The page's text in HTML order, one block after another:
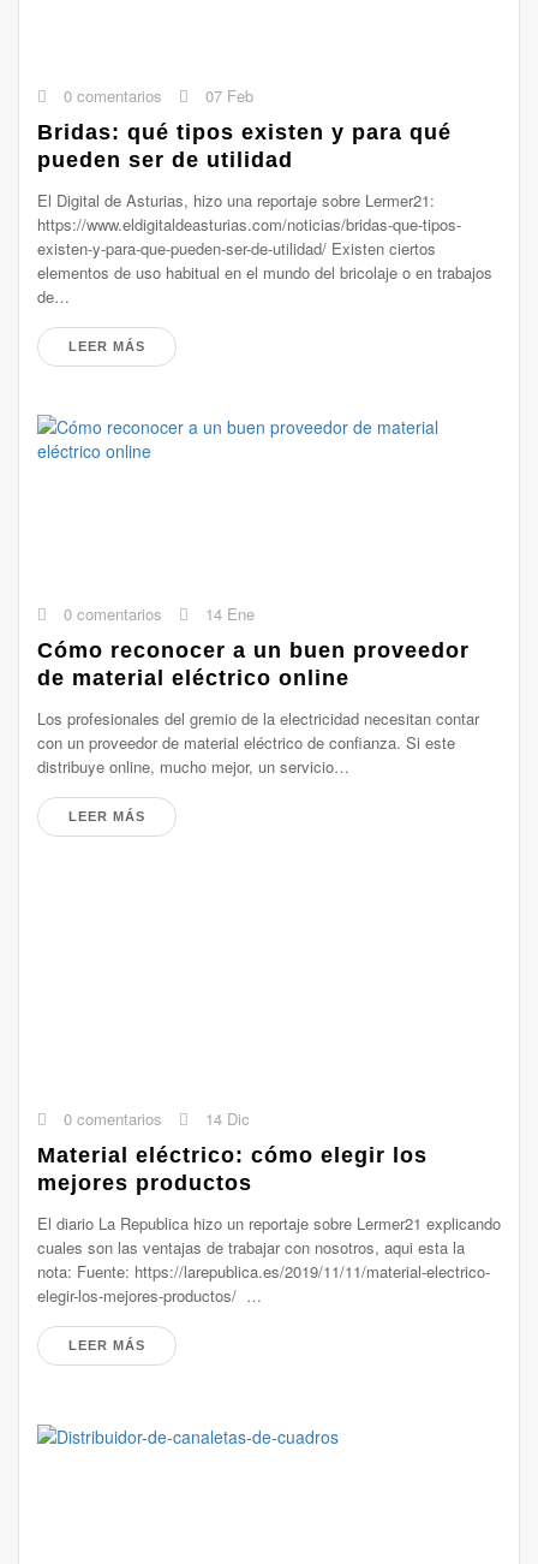
0 comentarios 07 Feb
Bridas: qué tipos existen y para qué
pueden ser de utilidad
El Digital de Asturias, hizo una reportaje sobre Lermer21:
https://www.eldigitaldeasturias.com/noticias/bridas-que-tipos-
existen-y-para-que-pueden-ser-de-utilidad/ Existen ciertos
elementos de uso habitual en el mundo del bricolaje o en trabajos
de…
LEER MÁS
0 comentarios 14 Ene
Cómo reconocer a un buen proveedor
de material eléctrico online
Los profesionales del gremio de la electricidad necesitan contar
con un proveedor de material eléctrico de confianza. Si este
distribuye online, mucho mejor, un servicio…
LEER MÁS
0 comentarios 14 Dic
Material eléctrico: cómo elegir los
mejores productos
El diario La Republica hizo un reportaje sobre Lermer21 explicando
cuales son las ventajas de trabajar con nosotros, aqui esta la
nota: Fuente: https://larepublica.es/2019/11/11/material-electrico-
elegir-los-mejores-productos/ …
LEER MÁS